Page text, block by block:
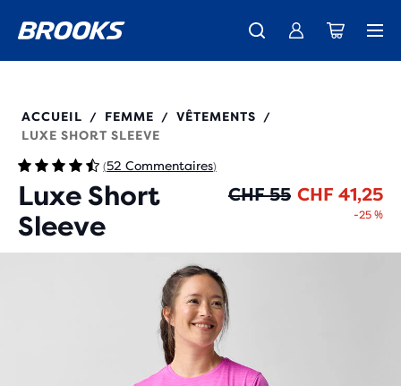
Expéditions gratuites sur les achats de plus de CHF 100
La toute nouvelle Ghost Amp est là - Acheter Femme Homme
Découvre la nouvelle collection Cascadia - Acheter maintenant
221659
ACCUEIL / FEMME / VÊTEMENTS
/
LUXE SHORT SLEEVE
(52 Commentaires)
Luxe Short
Sleeve
CHF 55 CHF 41,25
-25 %